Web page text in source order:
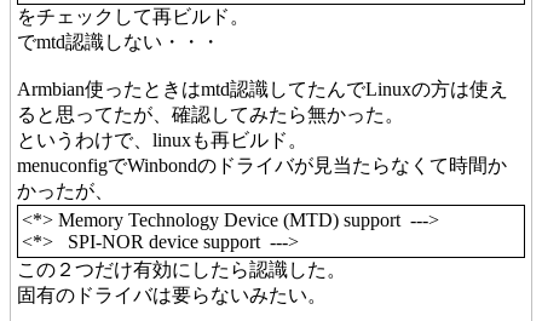
をチェックして再ビルド。
でmtd認識しない・・・
Armbian使ったときはmtd認識してたんでLinuxの方は使え
ると思ってたが、確認してみたら無かった。
というわけで、linuxも再ビルド。
menuconfigでWinbondのドライバが見当たらなくて時間か
かったが、
<*> Memory Technology Device (MTD) support --->
<*> SPI-NOR device support --->
この２つだけ有効にしたら認識した。
固有のドライバは要らないみたい。